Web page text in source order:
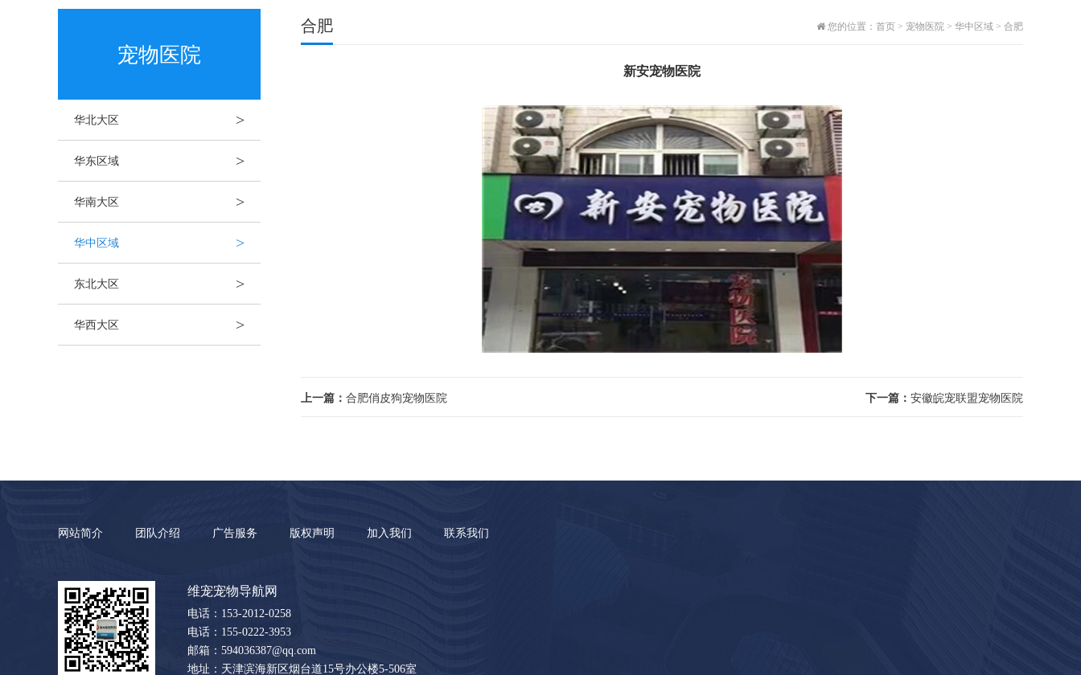
宠物医院
华北大区 >
华东区域 >
华南大区 >
华中区域 >
东北大区 >
华西大区 >
合肥 您的位置： 首页 > 宠物医院 > 华中区域 > 合肥
新安宠物医院
上一篇： 合肥俏皮狗宠物医院 下一篇： 安徽皖宠联盟宠物医院
网站简介 团队介绍 广告服务 版权声明 加入我们 联系我们
维宠宠物导航网
电话：153-2012-0258
电话：155-0222-3953
邮箱：594036387@qq.com
地址：天津滨海新区烟台道15号办公楼5-506室